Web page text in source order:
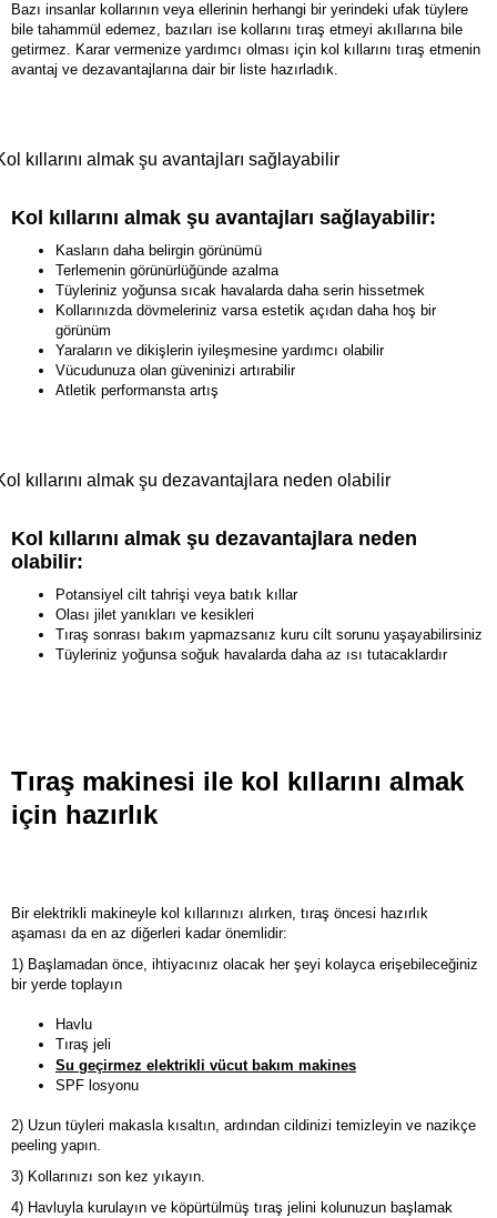
Bazı insanlar kollarının veya ellerinin herhangi bir yerindeki ufak tüylere
bile tahammül edemez, bazıları ise kollarını tıraş etmeyi akıllarına bile
getirmez. Karar vermenize yardımcı olması için kol kıllarını tıraş etmenin
avantaj ve dezavantajlarına dair bir liste hazırladık.
kıllarını almak şu avantajları sağlayabilir
Kol kıllarını almak şu avantajları sağlayabilir:
Kasların daha belirgin görünümü
Terlemenin görünürlüğünde azalma
Tüyleriniz yoğunsa sıcak havalarda daha serin hissetmek
Kollarınızda dövmeleriniz varsa estetik açıdan daha hoş bir
görünüm
Yaraların ve dikişlerin iyileşmesine yardımcı olabilir
Vücudunuza olan güveninizi artırabilir
Atletik performansta artış
kıllarını almak şu dezavantajlara neden olabilir
Kol kıllarını almak şu dezavantajlara neden
olabilir:
Potansiyel cilt tahrişi veya batık kıllar
Olası jilet yanıkları ve kesikleri
Tıraş sonrası bakım yapmazsanız kuru cilt sorunu yaşayabilirsiniz
Tüyleriniz yoğunsa soğuk havalarda daha az ısı tutacaklardır
Tıraş makinesi ile kol kıllarını almak
için hazırlık
Bir elektrikli makineyle kol kıllarınızı alırken, tıraş öncesi hazırlık
aşaması da en az diğerleri kadar önemlidir:
1) Başlamadan önce, ihtiyacınız olacak her şeyi kolayca erişebileceğiniz
bir yerde toplayın
Havlu
Tıraş jeli
Su geçirmez elektrikli vücut bakım makines
SPF losyonu
2) Uzun tüyleri makasla kısaltın, ardından cildinizi temizleyin ve nazikçe
peeling yapın.
3) Kollarınızı son kez yıkayın.
4) Havluyla kurulayın ve köpürtülmüş tıraş jelini kolunuzun başlamak